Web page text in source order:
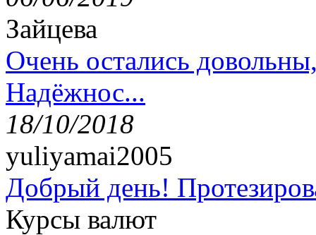
Зайцева
Очень остались
Надёжнос...
18/10/2018
yuliyamai2005
Добрый день!
Курсы валют